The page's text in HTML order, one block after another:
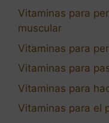
Vitaminas para
muscular
Vitaminas para
Vitaminas para
Vitaminas para
Vitaminas para el